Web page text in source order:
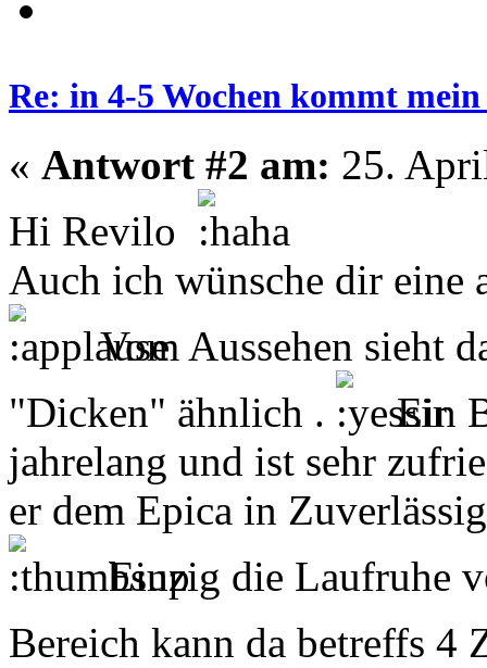
Re: in 4-5 Wochen kommt
« Antwort #2 am: 25.
Hi Revilo
Auch ich wünsche dir eine
Vom Aussehen sieht
"Dicken" ähnlich .
Ein
jahrelang und ist sehr
er dem Epica in
Einzig die Laufruhe
Bereich kann da betreffs